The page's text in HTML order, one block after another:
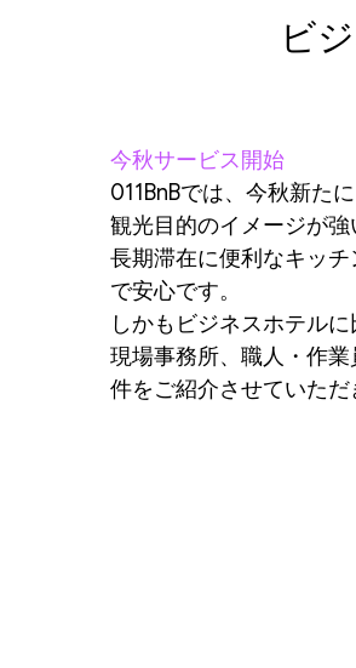
ビ
今秋サービス開始
011BnBでは、今秋新た
観光目的のイメージが強
長期滞在に便利なキッ
で安心です。
しかもビジネスホテル
現場事務所、職人・作
件をご紹介させていただ